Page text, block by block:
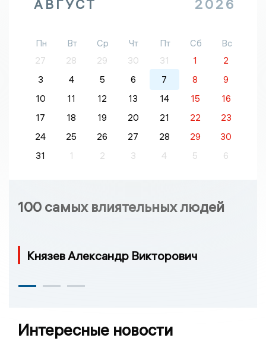
АВГУСТ 2026
Пн Вт Ср Чт Пт Сб
Вс
27
28 29 30 31 1
2
3
4 5 6 7 8
9
10
11 12 13 14 15
16
17
18 19 20 21 22
23
24
25 26 27 28 29
30
31
1 2 3 4 5 6
100 самых влиятельных людей
Князев Александр Викторович
Интересные новости